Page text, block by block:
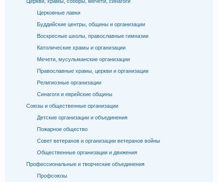
Церковные лавки
Буддийские центры, общины и организации
Воскресные школы, православные гимназии
Католические храмы и организации
Мечети, мусульманские организации
Православные храмы, церкви и организации
Религиозные организации
Синагоги и еврейские общины
Союзы и общественные организации
Детские организации и объединения
Пожарное общество
Совет ветеранов и организации ветеранов войны
Общественные организации и движения
Профессиональные и творческие объединения
Профсоюзы